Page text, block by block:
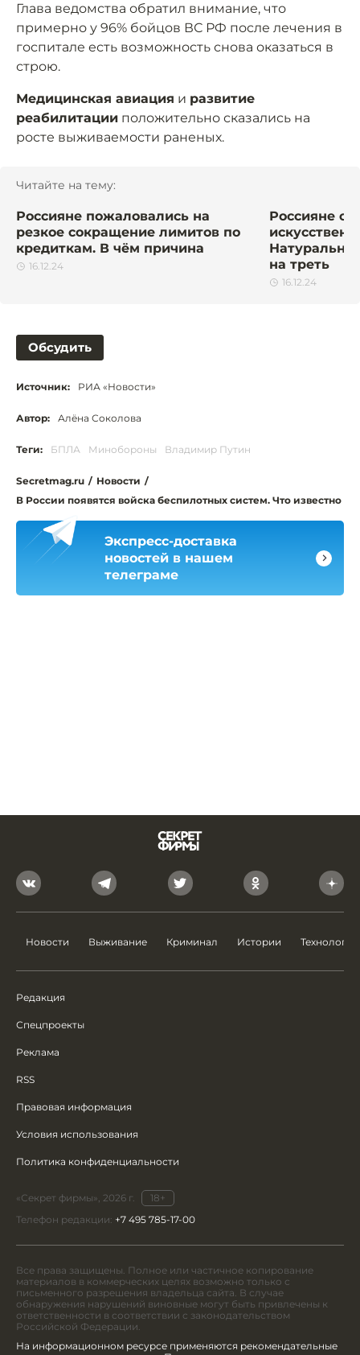
Глава ведомства обратил внимание, что
примерно у 96% бойцов ВС РФ после лечения в
госпитале есть возможность снова оказаться в
строю.
Медицинская авиация и развитие
реабилитации положительно сказались на
росте выживаемости раненых.
Читайте на тему:
Россияне пожаловались на
резкое сокращение лимитов по
кредиткам. В чём причина
16.12.24
Россияне
на треть
16.12.24
Обсудить
Источник: РИА «Новости»
Автор: Алёна Соколова
Теги: БПЛА Минобороны Владимир Путин
Secretmag.ru / Новости /
В России появятся войска беспилотных систем. Что известно
Экспресс-доставка
новостей в нашем
телеграме
Новости Выживание Криминал Истории Технологии
Редакция
Спецпроекты
Реклама
RSS
Правовая информация
Условия использования
Политика конфиденциальности
«Секрет фирмы», 2026 г.
18+
Телефон редакции: +7 495 785-17-00
Все права защищены. Полное или частичное копирование
материалов в коммерческих целях возможно только с
письменного разрешения владельца сайта. В случае
обнаружения нарушений виновные могут быть привлечены к
ответственности в соответствии с законодательством
Российской Федерации.
На информационном ресурсе применяются рекомендательные